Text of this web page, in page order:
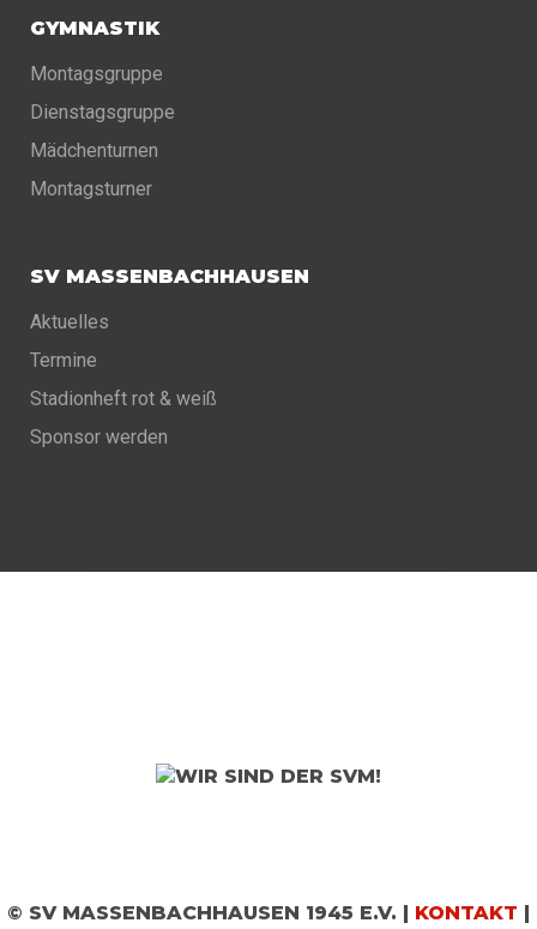
GYMNASTIK
Montagsgruppe
Dienstagsgruppe
Mädchenturnen
Montagsturner
SV MASSENBACHHAUSEN
Aktuelles
Termine
Stadionheft rot & weiß
Sponsor werden
© SV MASSENBACHHAUSEN 1945 E.V. | KONTAKT |